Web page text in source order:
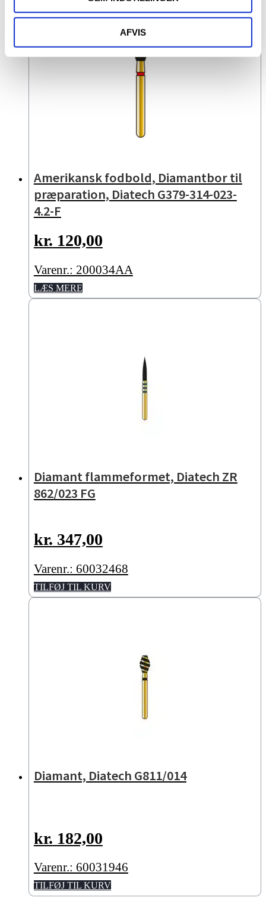
AFVIS
Amerikansk fodbold, Diamantbor til
præparation, Diatech G379-314-023-
4.2-F
kr. 120,00
Varenr.: 200034AA
LÆS MERE
Diamant flammeformet, Diatech ZR
862/023 FG
kr. 347,00
Varenr.: 60032468
TILFØJ TIL KURV
Diamant, Diatech G811/014
kr. 182,00
Varenr.: 60031946
TILFØJ TIL KURV